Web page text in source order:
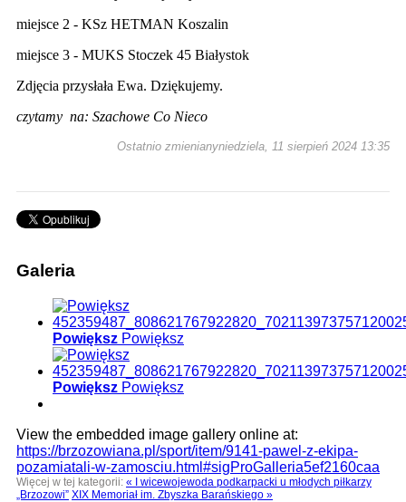
miejsce 2 - KSz HETMAN Koszalin
miejsce 3 - MUKS Stoczek 45 Białystok
Zdjęcia przysłała Ewa. Dziękujemy.
czytamy na: Szachowe Co Nieco
Ostatnio zmienianyniedziela, 11 sierpień 2024 13:35
Galeria
Powiększ Powiększ
Powiększ Powiększ
View the embedded image gallery online at:
https://brzozowiana.pl/sport/item/9141-pawel-z-ekipa-
pozamiatali-w-zamosciu.html#sigProGalleria5ef2160caa
Więcej w tej kategorii: « I wicewojewoda podkarpacki u młodych piłkarzy
„Brzozowi” XIX Memoriał im. Zbyszka Barańskiego »